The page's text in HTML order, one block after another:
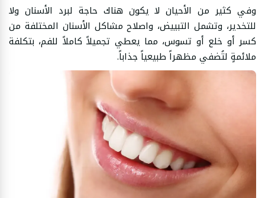
وفي كثير من الأحيان لا يكون هناك حاجة لبرد الأسنان ولا
للتخدير، وتشمل التبييض، واصلاح مشاكل الأسنان المختلفة من
كسر أو خلع أو تسوس، مما يعطي تجميلاً كاملاً للفم، بتكلفة
ملائمةٍ لتُضفي مظهراً طبيعياً جذاباً.